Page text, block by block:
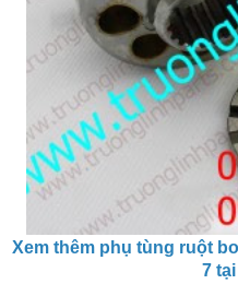
Xem thêm phụ tùng ruột
7